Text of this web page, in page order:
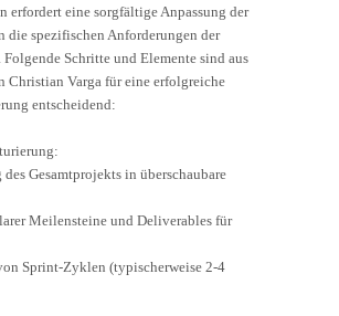
erfordert eine sorgfältige Anpassung der
die spezifischen Anforderungen der
Folgende Schritte und Elemente sind aus
Christian Varga für eine erfolgreiche
entscheidend:
Gesamtprojekts in überschaubare
Meilensteine und Deliverables für
Sprint-Zyklen (typischerweise 2-4